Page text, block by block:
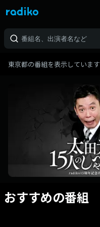
東京都の番組を表示しています
おすすめの番組